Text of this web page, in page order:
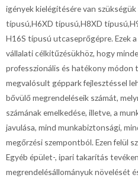
igények kielégítésére van
típusú,H6XD típusú,H8XD
H16S típusú utcaseprőgépre. Ezek
vállalati célkitűzésükhöz, hogy
professzionális és hatékony
megvalósult géppark fejlesztéssel
bővülő megrendeléseik számát,
számának emelkedése, illetve, a
javulása, mind munkabiztonsági,
megőrzési szempontból. Ezen felül
Egyéb épület-, ipari takarítás
megrendelésállományuk növelését